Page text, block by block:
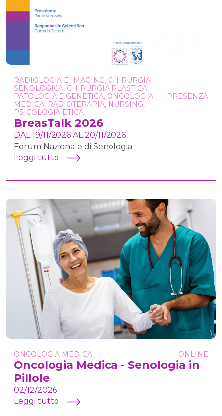
RADIOLOGIA E IMAGING, CHIRURGIA
SENOLOGICA, CHIRURGIA PLASTICA,
PATOLOGIA E GENETICA, ONCOLOGIA
MEDICA, RADIOTERAPIA, NURSING,
PSICOLOGIA ETICA
PRESENZA
BreasTalk 2026
DAL 19/11/2026 AL 20/11/2026
Forum Nazionale di Senologia
Leggi tutto
ONCOLOGIA MEDICA ONLINE
Oncologia Medica - Senologia in
Pillole
02/12/2026
Leggi tutto